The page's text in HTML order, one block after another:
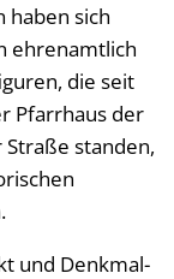
haben sich
ehrenamtlich
die seit
Pfarrhaus der
Straße standen,
und Denkmal-